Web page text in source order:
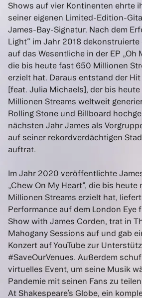
Shows auf vier Kontinenten ehrte
seiner eigenen Limited-Edition-
James-Bay-Signatur. Nach dem
Light“ im Jahr 2018 dekonstruierte
auf das Wesentliche in der EP „Oh
die bis heute fast 650 Millionen
erzielt hat. Daraus entstand der Hit
[feat. Julia Michaels], der bis
Millionen Streams weltweit
Rolling Stone und Billboard
nächsten Jahr James als
auf seiner rekordverdächtigen
auftrat.
Im Jahr 2020 veröffentlichte
„Chew On My Heart“, die bis heute
Millionen Streams erzielt hat,
Performance auf dem London Eye
Show with James Corden, trat in
Mahogany Sessions auf und gab
Konzert auf YouTube zur
#SaveOurVenues. Außerdem
virtuelles Event, um seine Musik
Pandemie mit seinen Fans zu
At Shakespeare’s Globe, ein